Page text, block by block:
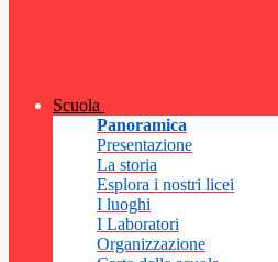
Scuola
Panoramica
Presentazione
La storia
Esplora i nostri licei
I luoghi
I Laboratori
Organizzazione